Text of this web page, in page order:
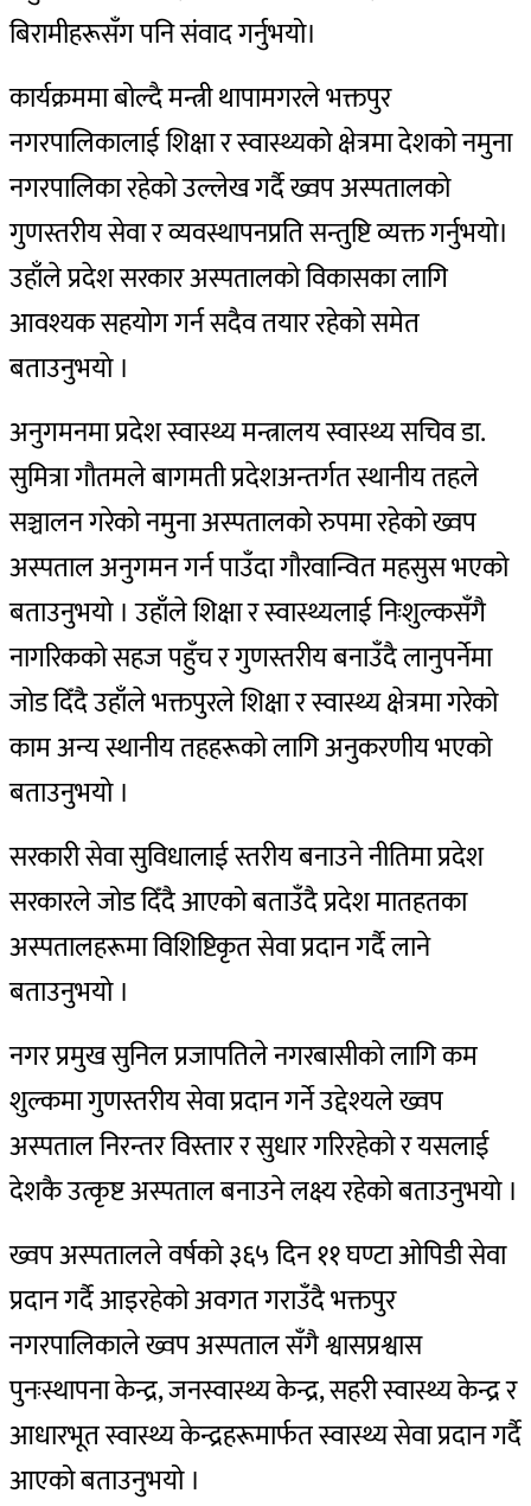
बिरामीहरूसँग पनि संवाद गर्नुभयो।
कार्यक्रममा बोल्दै मन्त्री थापामगरले भक्तपुर
नगरपालिकालाई शिक्षा र स्वास्थ्यको क्षेत्रमा देशको नमुना
नगरपालिका रहेको उल्लेख गर्दै ख्वप अस्पतालको
गुणस्तरीय सेवा र व्यवस्थापनप्रति सन्तुष्टि व्यक्त गर्नुभयो।
उहाँले प्रदेश सरकार अस्पतालको विकासका लागि
आवश्यक सहयोग गर्न सदैव तयार रहेको समेत
बताउनुभयाे ।
अनुगमनमा प्रदेश स्वास्थ्य मन्त्रालय स्वास्थ्य सचिव डा.
सुमित्रा गौतमले बागमती प्रदेशअन्तर्गत स्थानीय तहले
सञ्चालन गरेको नमुना अस्पतालको रुपमा रहेको ख्वप
अस्पताल अनुगमन गर्न पाउँदा गौरवान्वित महसुस भएको
बताउनुभयो । उहाँले शिक्षा र स्वास्थ्यलाई निःशुल्कसँगै
नागरिकको सहज पहुँच र गुणस्तरीय बनाउँदै लानुपर्नेमा
जोड दिँदै उहाँले भक्तपुरले शिक्षा र स्वास्थ्य क्षेत्रमा गरेको
काम अन्य स्थानीय तहहरूको लागि अनुकरणीय भएको
बताउनुभयो ।
सरकारी सेवा सुविधालाई स्तरीय बनाउने नीतिमा प्रदेश
सरकारले जोड दिँदै आएको बताउँदै प्रदेश मातहतका
अस्पतालहरूमा विशिष्टिकृत सेवा प्रदान गर्दै लाने
बताउनुभयो ।
नगर प्रमुख सुनिल प्रजापतिले नगरबासीको लागि कम
शुल्कमा गुणस्तरीय सेवा प्रदान गर्ने उद्देश्यले ख्वप
अस्पताल निरन्तर विस्तार र सुधार गरिरहेको र यसलाई
देशकै उत्कृष्ट अस्पताल बनाउने लक्ष्य रहेको बताउनुभयाे ।
ख्वप अस्पतालले वर्षको ३६५ दिन ११ घण्टा ओपिडी सेवा
प्रदान गर्दै आइरहेको अवगत गराउँदै भक्तपुर
नगरपालिकाले ख्वप अस्पताल सँगै श्वासप्रश्वास
पुनःस्थापना केन्द्र, जनस्वास्थ्य केन्द्र, सहरी स्वास्थ्य केन्द्र र
आधारभूत स्वास्थ्य केन्द्रहरूमार्फत स्वास्थ्य सेवा प्रदान गर्दै
आएको बताउनुभयो ।